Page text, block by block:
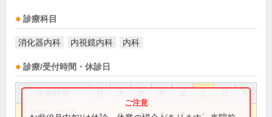
診療科目
消化器内科 内視鏡内科 内科
診療/受付時間・休診日
祝
8:30～12:30 ● ● ● ● ● ●